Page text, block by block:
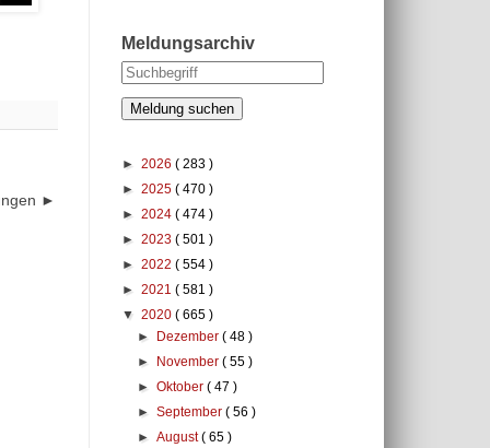
►
Meldungsarchiv
Meldung suchen
► 2026 ( 283 )
► 2025 ( 470 )
► 2024 ( 474 )
► 2023 ( 501 )
► 2022 ( 554 )
► 2021 ( 581 )
▼ 2020 ( 665 )
►
Dezember( 48 )
►
November( 55 )
►Oktober( 47 )
►September( 56 )
►August( 65 )